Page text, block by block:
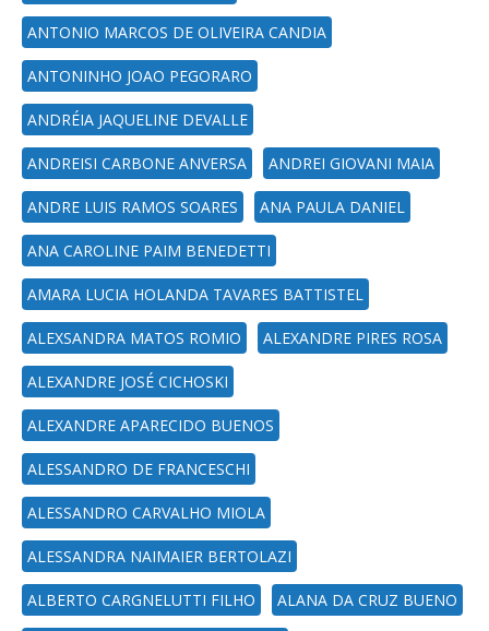
ANTONIO MARCOS DE OLIVEIRA CANDIA
ANTONINHO JOAO PEGORARO
ANDRÉIA JAQUELINE DEVALLE
ANDREISI CARBONE ANVERSA ANDREI GIOVANI MAIA
ANDRE LUIS RAMOS SOARES ANA PAULA DANIEL
ANA CAROLINE PAIM BENEDETTI
AMARA LUCIA HOLANDA TAVARES BATTISTEL
ALEXSANDRA MATOS ROMIO ALEXANDRE PIRES ROSA
ALEXANDRE JOSÉ CICHOSKI
ALEXANDRE APARECIDO BUENOS
ALESSANDRO DE FRANCESCHI
ALESSANDRO CARVALHO MIOLA
ALESSANDRA NAIMAIER BERTOLAZI
ALBERTO CARGNELUTTI FILHO ALANA DA CRUZ BUENO